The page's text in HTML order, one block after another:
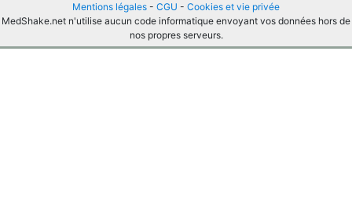
Mentions légales - CGU - Cookies et vie privée
MedShake.net n'utilise aucun code informatique envoyant vos données hors de
nos propres serveurs.